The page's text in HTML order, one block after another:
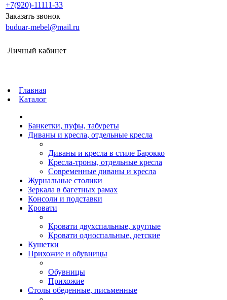
+7(920)-11111-33
Заказать звонок
buduar-mebel@mail.ru
Личный кабинет
Главная
Каталог
Банкетки, пуфы, табуреты
Диваны и кресла, отдельные кресла
Диваны и кресла в стиле Барокко
Кресла-троны, отдельные кресла
Современные диваны и кресла
Журнальные столики
Зеркала в багетных рамах
Консоли и подставки
Кровати
Кровати двухспальные, круглые
Кровати односпальные, детские
Кушетки
Прихожие и обувницы
Обувницы
Прихожие
Столы обеденные, письменные